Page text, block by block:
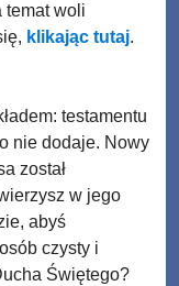
temat woli
klikając tutaj.
testamentu
nie dodaje. Nowy
został
w jego
abyś
czysty i
Świętego?